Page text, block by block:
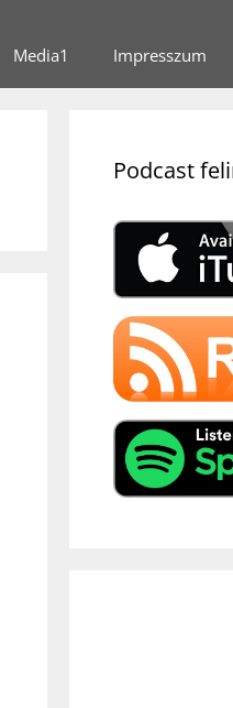
Media1 Impresszum
Podcast